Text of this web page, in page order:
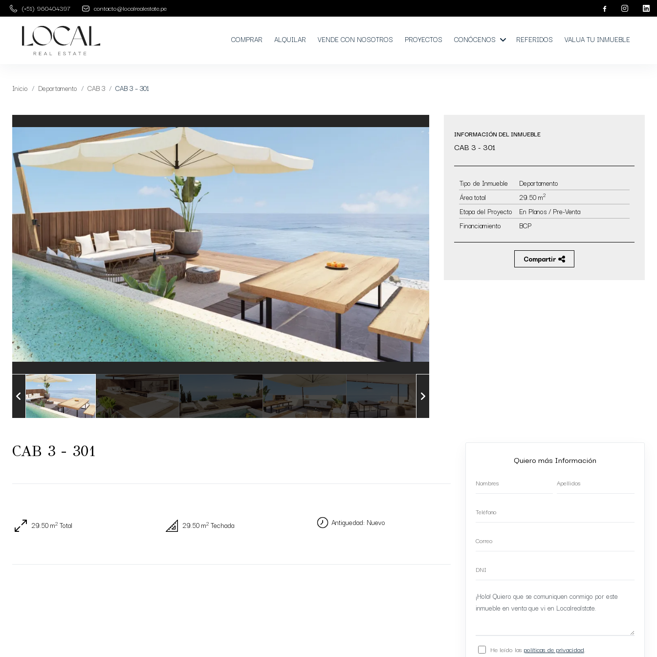
(+51) 960404397 contacto@localrealestate.pe
COMPRAR ALQUILAR VENDE CON NOSOTROS PROYECTOS CONÓCENOS REFERIDOS VALUA TU INMUEBLE
Inicio Departamento CAB 3 CAB 3 – 301
INFORMACIÓN DEL INMUEBLE
CAB 3 - 301
Tipo de Inmueble
Departamento
Área total
29.50 m2
Etapa del Proyecto
En Planos / Pre-Venta
Financiamiento
BCP
Compartir
CAB 3 - 301
29.50 m2 Total 29.50 m2Techada Antiguedad: Nuevo
Quiero más Información
He leído las políticas de privacidad.